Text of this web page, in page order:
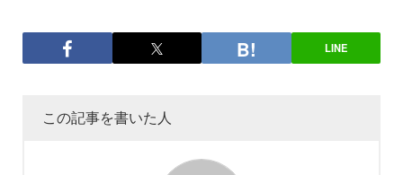
LINE
この記事を書いた人